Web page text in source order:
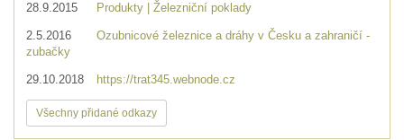
28.9.2015 Produkty | Železniční poklady
2.5.2016
Ozubnicové železnice a dráhy v Česku a zahraničí -
zubačky
29.10.2018 https://trat345.webnode.cz
Všechny přidané odkazy